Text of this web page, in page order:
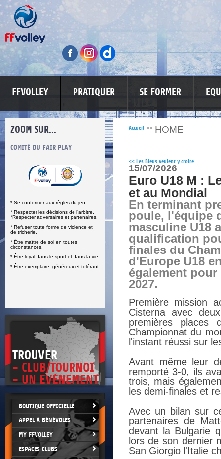
FFVOLLEY PRATIQUER SE FORMER
ZOOM SUR...
COMITÉ DU FAIR PLAY
* Se conformer aux règles du jeu.
* Respecter les décisions de l’arbitre.
*Respecter adversaires et partenaires.
* Refuser toute forme de violence et
de tricherie.
* Être maître de soi en toutes
circonstances.
* Être loyal dans le sport et dans la vie.
* Être exemplaire, généreux et tolérant
LUTTE CONTRE LES VIOLENCES
TROUVER
- CLUB/TOURNOI
- UN EVÈNEMENT
BOUTIQUE OFFICIELLE
APPEL À BÉNÉVOLES
MY FFVOLLEY
ESPACES CLUBS
Accueil >> HOME
<< Les Bleus veulent y croire
15/07/2026
Euro U18 M :
et au Mondial
En terminant
poule, l'équipe
masculine U18
qualification
finales du
d'Europe U18
également pour
2027.
Première mission
Cisterna avec
premières places
Championnat du
l'instant réussi sur
Avant même leur
remporté 3-0, ils
trois, mais
les demi-finales et
Avec un bilan sur
partenaires de
devant la Bulgarie
lors de son dernier
San Giorgio l'Italie